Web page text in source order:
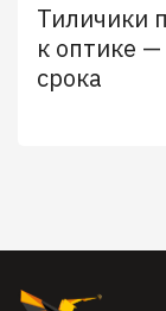
Тиличики
к оптике
срока